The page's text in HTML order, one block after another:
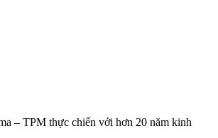
– TPM thực chiến với hơn 20 năm kinh